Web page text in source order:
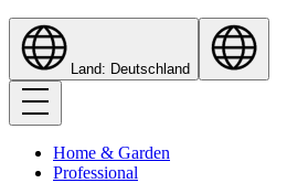
Land: Deutschland
Home & Garden
Professional